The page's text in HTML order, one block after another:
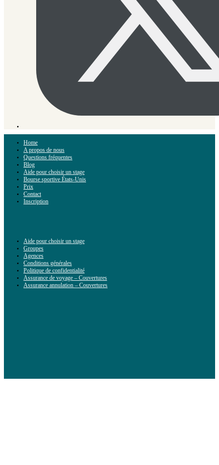
Home
A propos de nous
Questions fréquentes
Blog
Aide pour choisir un stage
Bourse sportive États-Unis
Prix
Contact
Inscription
Aide pour choisir un stage
Groupes
Agences
Conditions générales
Politique de confidentialité
Assurance de voyage – Couvertures
Assurance annulation – Couvertures